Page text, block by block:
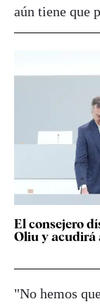
aún tiene que
El consejero
Oliu y acudirá
"No hemos